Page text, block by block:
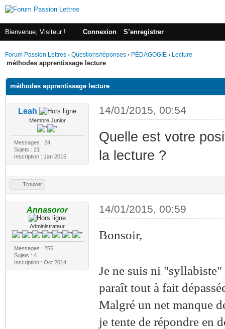
Bienvenue, Visiteur ! Connexion S’enregistrer
Forum Passion Lettres › Questions/réponses › PÉDAGOGIE › Lecture
méthodes apprentissage lecture
méthodes apprentissage lecture
Leah
Membre Junior
Messages : 24
Sujets : 21
Inscription : Jan 2015
14/01/2015, 00:54
Quelle est votre
la lecture ?
Trouver
Annasoror
Administrateur
Messages : 256
Sujets : 4
Inscription : Oct 2014
14/01/2015, 00:59
Bonsoir,
Je ne suis ni
paraît tout à fait
Malgré un net manque
je tente de répondre en